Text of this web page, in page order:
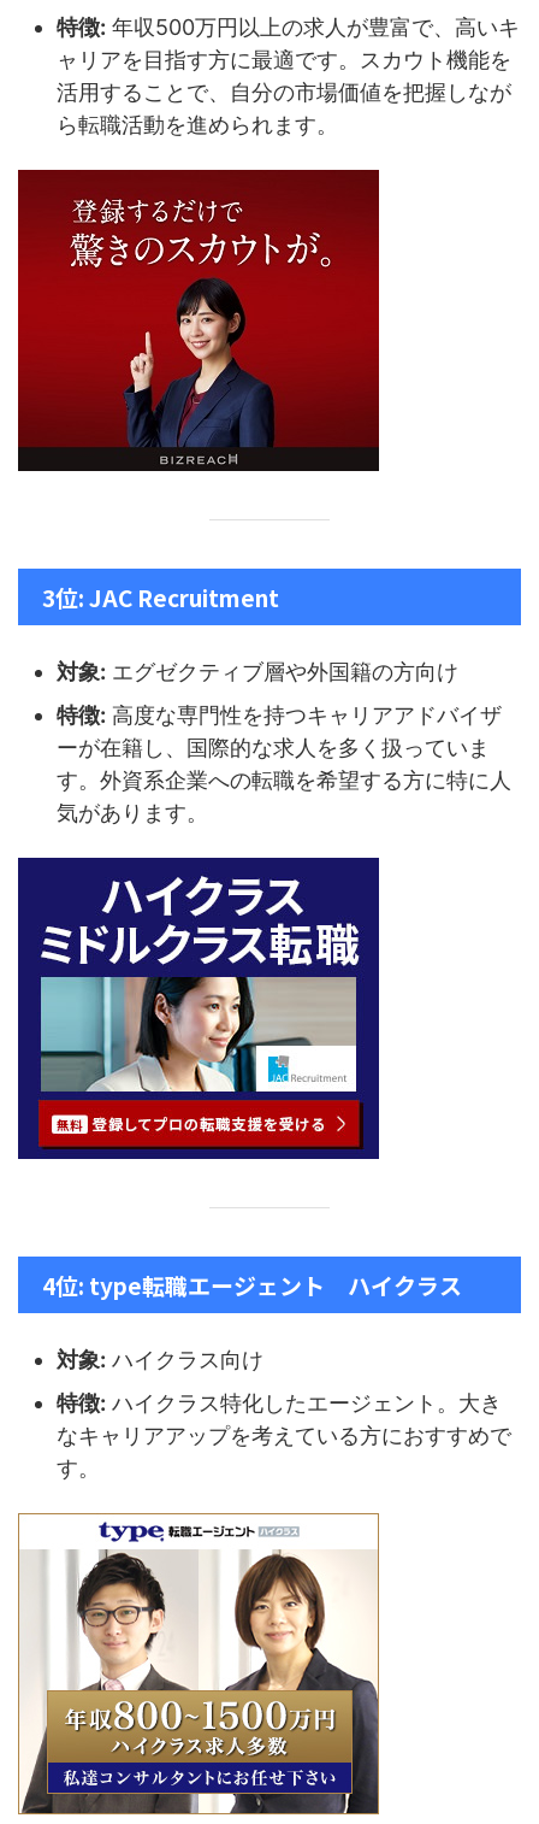
特徴: 年収500万円以上の求人が豊富で、高いキ
ャリアを目指す方に最適です。スカウト機能を
活用することで、自分の市場価値を把握しなが
ら転職活動を進められます。
3位: JAC Recruitment
対象: エグゼクティブ層や外国籍の方向け
特徴: 高度な専門性を持つキャリアアドバイザ
ーが在籍し、国際的な求人を多く扱っていま
す。外資系企業への転職を希望する方に特に人
気があります。
4位: type転職エージェント ハイクラス
対象: ハイクラス向け
特徴: ハイクラス特化したエージェント。大き
なキャリアアップを考えている方におすすめで
す。